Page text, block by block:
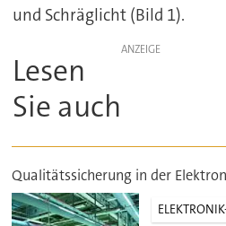
und Schräglicht (Bild 1).
ANZEIGE
Lesen
Sie auch
Qualitätssicherung in der